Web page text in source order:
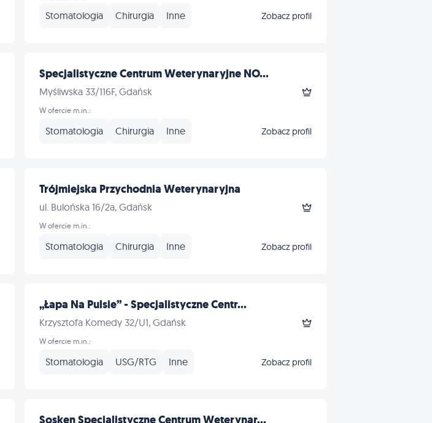
Stomatologia Chirurgia Inne Zobacz profil
Specjalistyczne Centrum Weterynaryjne NO...
Myśliwska 33/116F, Gdańsk
W ofercie m.in.:
Stomatologia Chirurgia Inne Zobacz profil
Trójmiejska Przychodnia Weterynaryjna
ul. Bulońska 16/2a, Gdańsk
W ofercie m.in.:
Stomatologia Chirurgia Inne Zobacz profil
„Łapa Na Pulsie” - Specjalistyczne Centr...
Krzysztofa Komedy 32/U1, Gdańsk
W ofercie m.in.:
Stomatologia USG/RTG Inne Zobacz profil
Sosken Specjalistyczne Centrum Weterynar...